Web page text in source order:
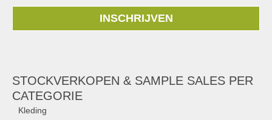
INSCHRIJVEN
STOCKVERKOPEN & SAMPLE SALES PER
CATEGORIE
Kleding